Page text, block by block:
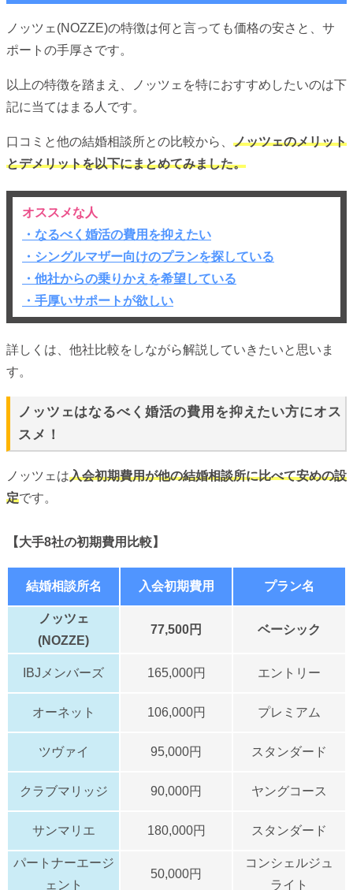
ノッツェ(NOZZE)の特徴は何と言っても価格の安さと、サ
ポートの手厚さです。
以上の特徴を踏まえ、ノッツェを特におすすめしたいのは下
記に当てはまる人です。
口コミと他の結婚相談所との比較から、 ノッツェのメリット
とデメリットを以下にまとめてみました。
オススメな人
・なるべく婚活の費用を抑えたい
・シングルマザー向けのプランを探している
・他社からの乗りかえを希望している
・手厚いサポートが欲しい
詳しくは、他社比較をしながら解説していきたいと思いま
す。
ノッツェはなるべく婚活の費用を抑えたい方にオス
スメ！
ノッツェは入会初期費用が他の結婚相談所に比べて安めの設
定です。
【大手8社の初期費用比較】
結婚相談所名 入会初期費用 プラン名
ノッツェ
(NOZZE)
77,500円 ベーシック
IBJメンバーズ 165,000円 エントリー
オーネット 106,000円 プレミアム
ツヴァイ 95,000円 スタンダード
クラブマリッジ 90,000円 ヤングコース
サンマリエ 180,000円 スタンダード
パートナーエージ
ェント
50,000円
コンシェルジュ
ライト